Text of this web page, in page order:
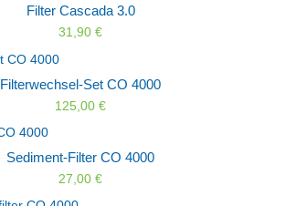
Filter Cascada 3.0
31,90 €
Filterwechsel-Set CO 4000
125,00 €
Sediment-Filter CO 4000
27,00 €